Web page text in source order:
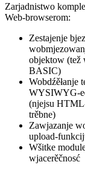
Zarjadnistwo
Web-browserom:
Zestajenje bjez
objektow (tež
BASIC)
Wobdźěłanje
WYSIWYG-
(njejsu
trěbne)
Zawjazanje
upload-
Wšitke
wjacerěčnosć